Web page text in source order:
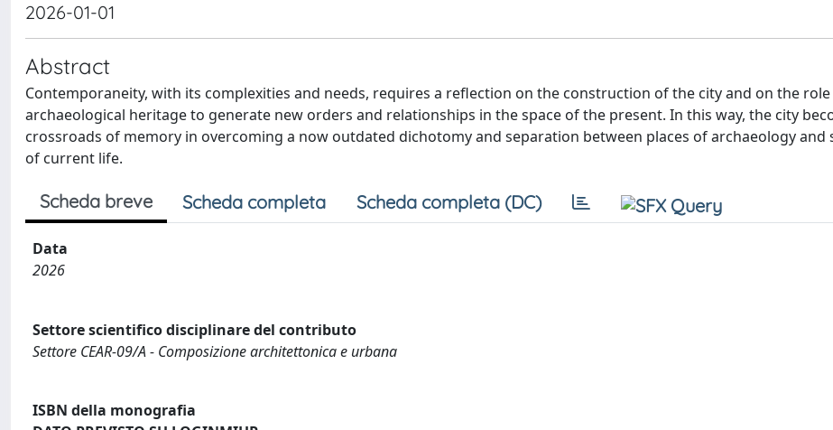
2026-01-01
Abstract
Contemporaneity, with its complexities and needs, requires a reflection on the construction of the city and on the
archaeological heritage to generate new orders and relationships in the space of the present. In this way, the city
crossroads of memory in overcoming a now outdated dichotomy and separation between places of archaeology and
of current life.
Scheda breve Scheda completa Scheda completa (DC)
Data
2026
Settore scientifico disciplinare del contributo
Settore CEAR-09/A - Composizione architettonica e urbana
ISBN della monografia